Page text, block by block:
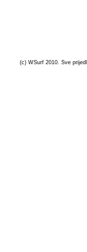
(c) WSurf 2010. Sve